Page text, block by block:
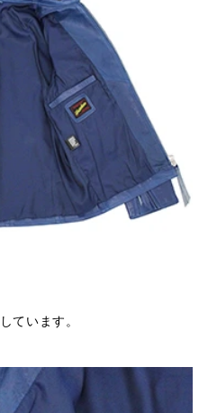
ています。